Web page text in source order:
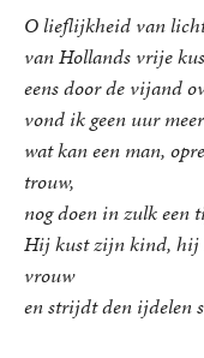
O lieflijkheid van
van Hollands vrije
eens door de vijand
vond ik geen uur
wat kan een man,
trouw,
nog doen in zulk een
Hij kust zijn kind, hij
vrouw
en strijdt den ijdelen